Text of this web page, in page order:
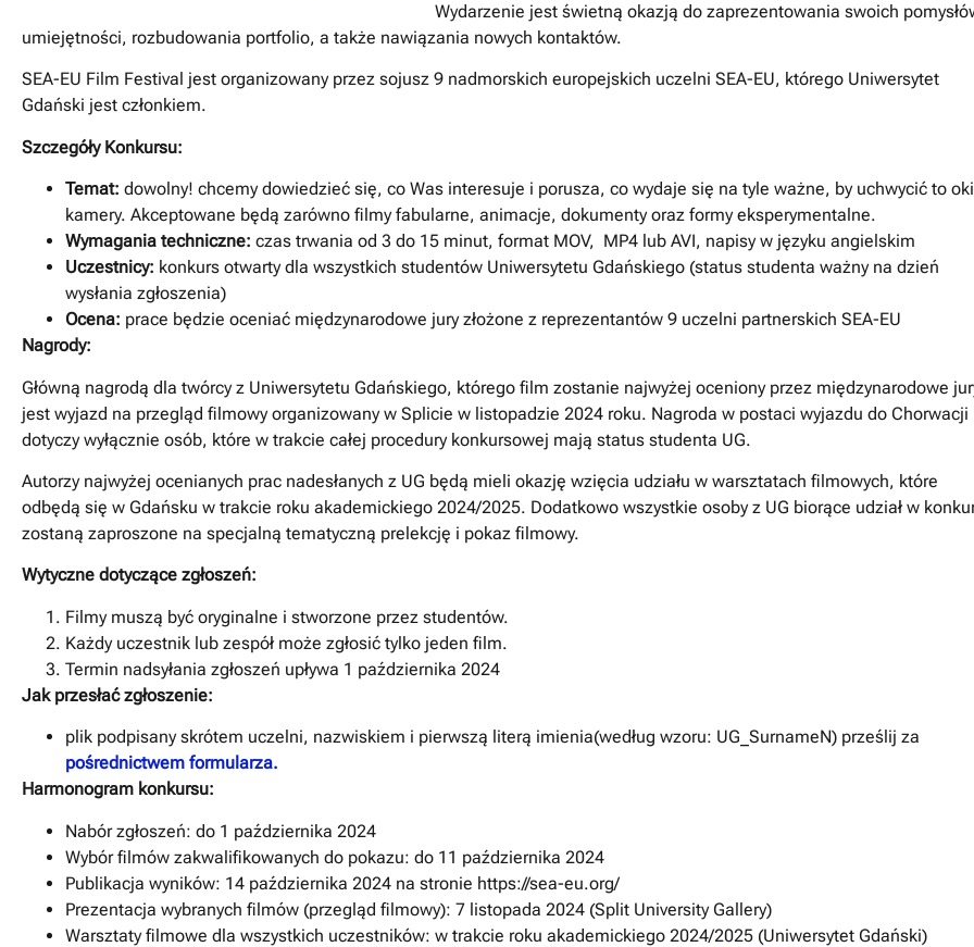
Wydarzenie jest świetną okazją do zaprezentowania swoich
umiejętności, rozbudowania portfolio, a także nawiązania nowych kontaktów.
SEA-EU Film Festival jest organizowany przez sojusz 9 nadmorskich europejskich uczelni SEA-EU, którego Uniwersytet
Gdański jest członkiem.
Szczegóły Konkursu:
Temat: dowolny! chcemy dowiedzieć się, co Was interesuje i porusza, co wydaje się na tyle ważne, by uchwycić to
kamery. Akceptowane będą zarówno filmy fabularne, animacje, dokumenty oraz formy eksperymentalne.
Wymagania techniczne: czas trwania od 3 do 15 minut, format MOV, MP4 lub AVI, napisy w języku angielskim
Uczestnicy: konkurs otwarty dla wszystkich studentów Uniwersytetu Gdańskiego (status studenta ważny na dzień
wysłania zgłoszenia)
Ocena: prace będzie oceniać międzynarodowe jury złożone z reprezentantów 9 uczelni partnerskich SEA-EU
Nagrody:
Główną nagrodą dla twórcy z Uniwersytetu Gdańskiego, którego film zostanie najwyżej oceniony przez międzynarodowe
jest wyjazd na przegląd filmowy organizowany w Splicie w listopadzie 2024 roku. Nagroda w postaci wyjazdu do Chorwacji
dotyczy wyłącznie osób, które w trakcie całej procedury konkursowej mają status studenta UG.
Autorzy najwyżej ocenianych prac nadesłanych z UG będą mieli okazję wzięcia udziału w warsztatach filmowych, które
odbędą się w Gdańsku w trakcie roku akademickiego 2024/2025. Dodatkowo wszystkie osoby z UG biorące udział w
zostaną zaproszone na specjalną tematyczną prelekcję i pokaz filmowy.
Wytyczne dotyczące zgłoszeń:
Filmy muszą być oryginalne i stworzone przez studentów.
Każdy uczestnik lub zespół może zgłosić tylko jeden film.
Termin nadsyłania zgłoszeń upływa 1 października 2024
Jak przesłać zgłoszenie:
plik podpisany skrótem uczelni, nazwiskiem i pierwszą literą imienia(według wzoru: UG_SurnameN) prześlij za
pośrednictwem formularza.
Harmonogram konkursu:
Nabór zgłoszeń: do 1 października 2024
Wybór filmów zakwalifikowanych do pokazu: do 11 października 2024
Publikacja wyników: 14 października 2024 na stronie https://sea-eu.org/
Prezentacja wybranych filmów (przegląd filmowy): 7 listopada 2024 (Split University Gallery)
Warsztaty filmowe dla wszystkich uczestników: w trakcie roku akademickiego 2024/2025 (Uniwersytet Gdański)